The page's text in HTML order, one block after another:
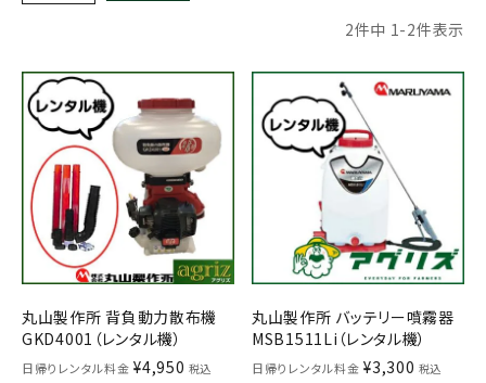
お気に入り一覧
閲覧履歴一覧
農業機械
農業資材
作業用品
2件中 1-2件表示
丸山製作所 背負動力散布機
GKD4001（レンタル機）
日帰りレンタル料金 ¥4,950 税込
丸山製作所 バッテリー噴霧器
MSB1511Li（レンタル機）
日帰りレンタル料金 ¥3,300 税込